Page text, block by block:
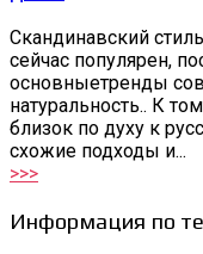
Скандинавский
сейчас популярен,
основныетренды
натуральность.. К
близок по духу к
схожие подходы и...
>>>
Информация по